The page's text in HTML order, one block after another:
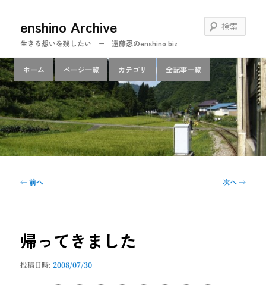
ン
テ
ン
ツ
へ
移
動
enshino Archive
生きる想いを残したい − 遠藤忍のenshino.biz
索
メ
イ
ン
メ
ニ
ュ
ー
ホーム ページ一覧 カテゴリ 全記事一覧
投
ゲ
ー
ョ
←前へ 次へ→
帰ってきました
投稿日時:2008/07/30